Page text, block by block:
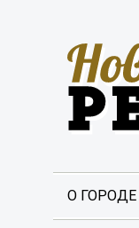
О ГОРОДЕ